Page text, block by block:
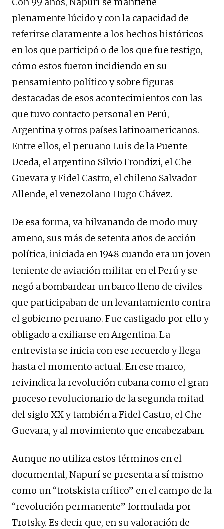
plenamente lúcido y con la capacidad de
referirse claramente a los hechos históricos
en los que participó o de los que fue testigo,
cómo estos fueron incidiendo en su
pensamiento político y sobre figuras
destacadas de esos acontecimientos con las
que tuvo contacto personal en Perú,
Argentina y otros países latinoamericanos.
Entre ellos, el peruano Luis de la Puente
Uceda, el argentino Silvio Frondizi, el Che
Guevara y Fidel Castro, el chileno Salvador
Allende, el venezolano Hugo Chávez.
De esa forma, va hilvanando de modo muy
ameno, sus más de setenta años de acción
política, iniciada en 1948 cuando era un joven
teniente de aviación militar en el Perú y se
negó a bombardear un barco lleno de civiles
que participaban de un levantamiento contra
el gobierno peruano. Fue castigado por ello y
obligado a exiliarse en Argentina. La
entrevista se inicia con ese recuerdo y llega
hasta el momento actual. En ese marco,
reivindica la revolución cubana como el gran
proceso revolucionario de la segunda mitad
del siglo XX y también a Fidel Castro, el Che
Guevara, y al movimiento que encabezaban.
Aunque no utiliza estos términos en el
documental, Napurí se presenta a sí mismo
como un “trotskista crítico” en el campo de la
“revolución permanente” formulada por
Trotsky. Es decir que, en su valoración de